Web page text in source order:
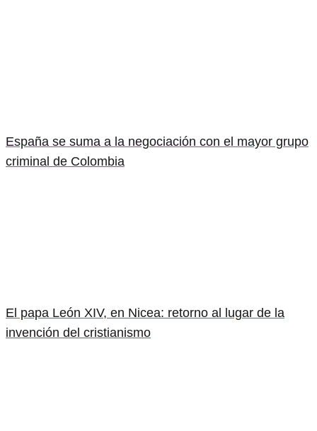
España se suma a la negociación con el mayor grupo
criminal de Colombia
El papa León XIV, en Nicea: retorno al lugar de la
invención del cristianismo